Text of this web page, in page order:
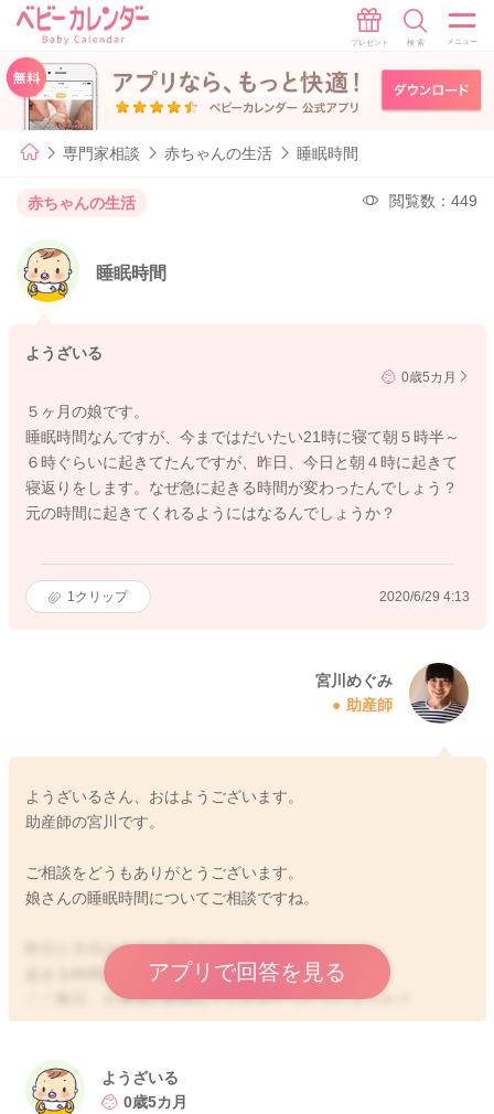
専門家相談 赤ちゃんの生活 睡眠時間
赤ちゃんの生活 閲覧数：449
睡眠時間
ようざいる
0歳5カ月
５ヶ月の娘です。
睡眠時間なんですが、今まではだいたい21時に寝て朝５時半～
６時ぐらいに起きてたんですが、昨日、今日と朝４時に起きて
寝返りをします。なぜ急に起きる時間が変わったんでしょう？
元の時間に起きてくれるようにはなるんでしょうか？
1 クリップ 2020/6/29 4:13
宮川めぐみ
助産師
ようざいるさん、おはようございます。
助産師の宮川です。
ご相談をどうもありがとうございます。
娘さんの睡眠時間についてご相談ですね。
昨日と今日はとても早起きだったのですね。
起きる時間が急に変わり戸惑いますよね。
ここ数日、お昼寝の時間などいかがだったでしょうか？
いつものように21時ぐらいには寝てくれていたようですが、お
日中の活動量、うつ伏せ遊びの時間を増やしてみてはいかがで
しょうか？お風呂の時間も少し気持ち長めにされてみるのもい
アプリで回答を見る
ようざいる
0歳5カ月